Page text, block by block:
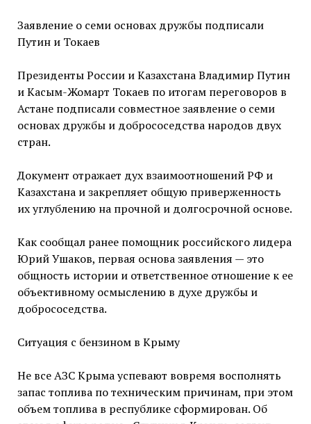
Заявление о семи основах дружбы подписали
Путин и Токаев
Президенты России и Казахстана Владимир Путин
и Касым-Жомарт Токаев по итогам переговоров в
Астане подписали совместное заявление о семи
основах дружбы и добрососедства народов двух
стран.
Документ отражает дух взаимоотношений РФ и
Казахстана и закрепляет общую приверженность
их углублению на прочной и долгосрочной основе.
Как сообщал ранее помощник российского лидера
Юрий Ушаков, первая основа заявления — это
общность истории и ответственное отношение к ее
объективному осмыслению в духе дружбы и
добрососедства.
Ситуация с бензином в Крыму
Не все АЗС Крыма успевают вовремя восполнять
запас топлива по техническим причинам, при этом
объем топлива в республике сформирован. Об